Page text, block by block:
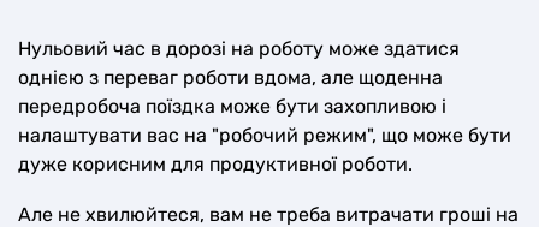
Нульовий час в дорозі на роботу може здатися
однією з переваг роботи вдома, але щоденна
передробоча поїздка може бути захопливою і
налаштувати вас на "робочий режим", що може бути
дуже корисним для продуктивної роботи.
Але не хвилюйтеся, вам не треба витрачати гроші на